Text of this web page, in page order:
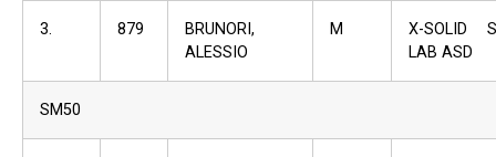
3. 879
BRUNORI,
ALESSIO
M
X-SOLID
LAB ASD
SM50